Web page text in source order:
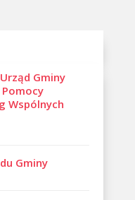
Gminy
Wspólnych
Gminy